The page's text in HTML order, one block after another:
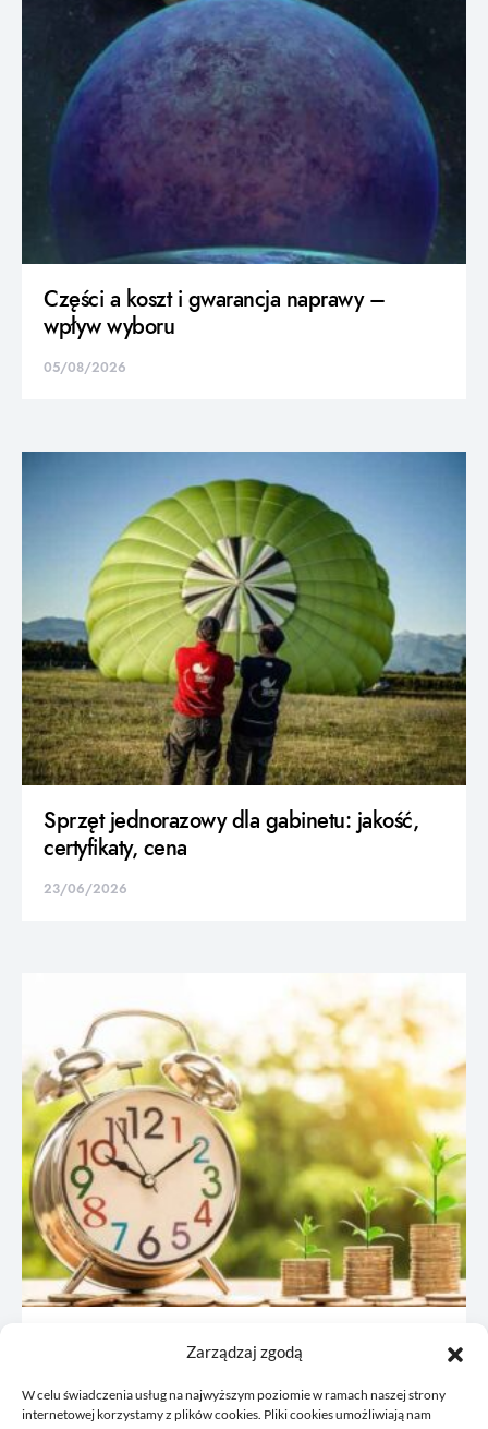
Zarządzaj zgodą
W celu świadczenia usług na najwyższym poziomie w ramach naszej strony
internetowej korzystamy z plików cookies. Pliki cookies umożliwiają nam
Części a koszt i gwarancja naprawy –
wpływ wyboru
05/08/2026
Sprzęt jednorazowy dla gabinetu: jakość,
certyfikaty, cena
23/06/2026
JDG: co omówić z księgową przed
21/06/2026